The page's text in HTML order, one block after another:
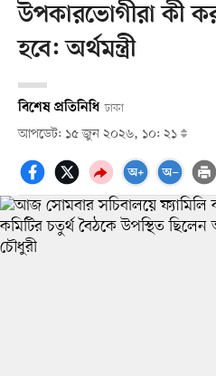
উপকারভোগীরা কী
হবে: অর্থমন্ত্রী
বিশেষ প্রতিনিধি ঢাকা
আপডেট: ১৫ জুন ২০২৬, ১০: ২১